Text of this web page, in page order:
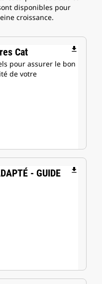
disponibles pour
croissance.
Cat file_download
pour assurer le bon
de votre
- GUIDE
file_download